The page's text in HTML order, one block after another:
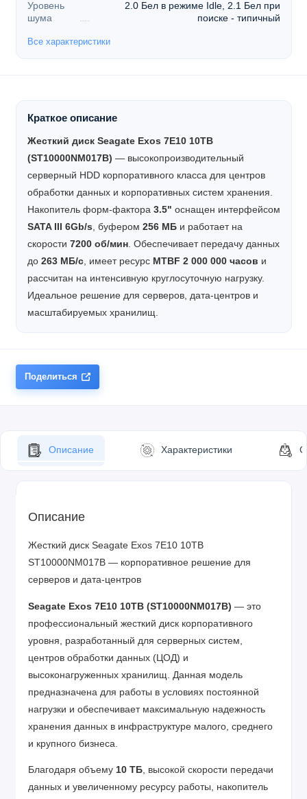
Уровень
шума
2.0 Бел в режиме Idle, 2.1 Бел при
поиске - типичный
Все характеристики
Краткое описание
Жесткий диск Seagate Exos 7E10 10TB
(ST10000NM017B) — высокопроизводительный
серверный HDD корпоративного класса для центров
обработки данных и корпоративных систем хранения.
Накопитель форм-фактора 3.5" оснащен интерфейсом
SATA III 6Gb/s, буфером 256 МБи работает на
скорости 7200 об/мин. Обеспечивает передачу данных
до 263 МБ/с, имеет ресурс MTBF 2 000 000 часов и
рассчитан на интенсивную круглосуточную нагрузку.
Идеальное решение для серверов, дата-центров и
масштабируемых хранилищ.
Поделиться
Описание Характеристики
Описание
Жесткий диск Seagate Exos 7E10 10TB
ST10000NM017B — корпоративное решение для
серверов и дата-центров
Seagate Exos 7E10 10TB (ST10000NM017B) — это
профессиональный жесткий диск корпоративного
уровня, разработанный для серверных систем,
центров обработки данных (ЦОД) и
высоконагруженных хранилищ. Данная модель
предназначена для работы в условиях постоянной
нагрузки и обеспечивает максимальную надежность
хранения данных в инфраструктуре малого, среднего
и крупного бизнеса.
Благодаря объему 10 ТБ, высокой скорости передачи
данных и увеличенному ресурсу работы, накопитель